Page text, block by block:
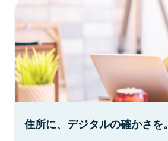
住所に、デジタルの確かさを。